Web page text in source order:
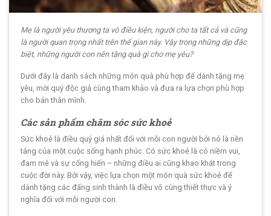
Mẹ là người yêu thương ta vô điều kiện, người cho ta tất cả và cũng
là người quan trọng nhất trên thế gian này. Vậy trong những dịp đặc
biệt, những người con nên tặng quà gì cho mẹ yêu?
Dưới đây là danh sách những món quà phù hợp để dành tặng mẹ
yêu, mời quý độc giả cùng tham khảo và đưa ra lựa chọn phù hợp
cho bản thân mình.
Các sản phẩm chăm sóc sức khoẻ
Sức khoẻ là điều quý giá nhất đối với mỗi con người bởi nó là nền
tảng của một cuộc sống hạnh phúc. Có sức khoẻ là có niềm vui,
đam mê và sự cống hiến – những điều ai cũng khao khát trong
cuộc đời này. Bởi vậy, việc lựa chọn một món quà sức khoẻ để
dành tặng các đấng sinh thành là điều vô cùng thiết thực và ý
nghĩa đối với mỗi người con.